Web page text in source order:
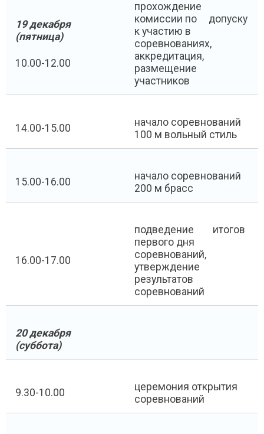
19 декабря
(пятница)
10.00-12.00
прохождение
комиссии по допуску
к участию в
соревнованиях,
аккредитация,
размещение
участников
14.00-15.00
начало соревнований
100 м вольный стиль
15.00-16.00
начало соревнований
200 м брасс
16.00-17.00
подведение итогов
первого дня
соревнований,
утверждение
результатов
соревнований
20 декабря
(суббота)
9.30-10.00
церемония открытия
соревнований